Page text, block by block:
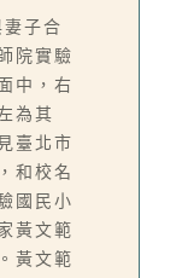
子合
院實驗
中，右
為其
臺北市
和校名
國民小
黃文範
黃文範